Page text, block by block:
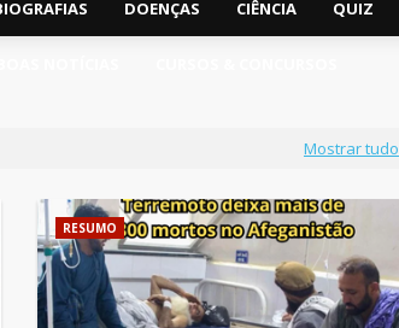
DOENÇAS CIÊNCIA QUIZ
Mostrar tudo
RESUMO